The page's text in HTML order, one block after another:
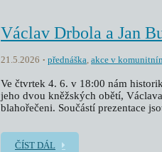
Václav Drbola a Jan
21.5.2026 přednáška, akce v
Ve čtvrtek 4. 6. v 18:00 nám
jeho dvou kněžských obětí,
blahořečeni. Součástí prezentace
ČÍST DÁL